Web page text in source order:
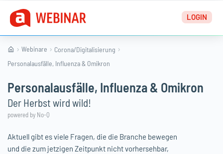
Inhalt
springen
LOGIN
Webinare Corona Digitalisierung
Personalausfälle, Influenza & Omikron
Personalausfälle, Influenza & Omikron
Der Herbst wird wild!
powered by No-Q
Aktuell gibt es viele Fragen, die die Branche bewegen
und die zum jetzigen Zeitpunkt nicht vorhersehbar,